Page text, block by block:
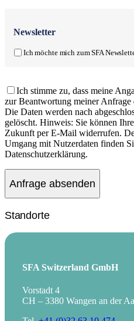
Newsletter
Ich möchte mich zum SFA
Ich stimme zu, dass meine
zur Beantwortung meiner Anfrage
Die Daten werden nach
gelöscht. Hinweis: Sie können
Zukunft per E-Mail widerrufen.
Umgang mit Nutzerdaten finden
Datenschutzerklärung.
Standorte
SFA Switzerland GmbH
Vorstadt 4
CH – 3380 Wangen an der